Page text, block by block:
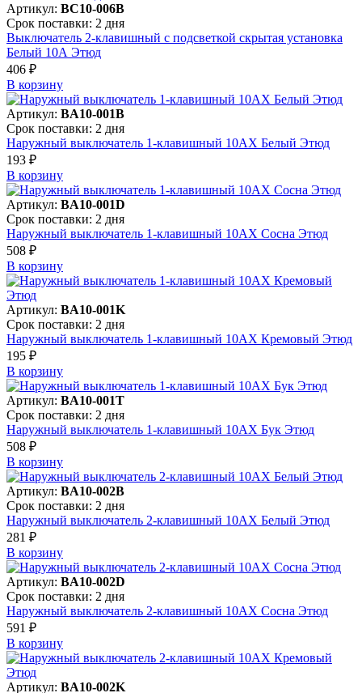
Артикул: BC10-006B
Срок поставки: 2 дня
Выключатель 2-клавишный с подсветкой скрытая установка
Белый 10А Этюд
406 ₽
В корзинy
Артикул: BA10-001B
Срок поставки: 2 дня
Наружный выключатель 1-клавишный 10АХ Белый Этюд
193 ₽
В корзинy
Артикул: BA10-001D
Срок поставки: 2 дня
Наружный выключатель 1-клавишный 10АХ Сосна Этюд
508 ₽
В корзинy
Артикул: BA10-001K
Срок поставки: 2 дня
Наружный выключатель 1-клавишный 10АХ Кремовый Этюд
195 ₽
В корзинy
Артикул: BA10-001T
Срок поставки: 2 дня
Наружный выключатель 1-клавишный 10АХ Бук Этюд
508 ₽
В корзинy
Артикул: BA10-002B
Срок поставки: 2 дня
Наружный выключатель 2-клавишный 10АХ Белый Этюд
281 ₽
В корзинy
Артикул: BA10-002D
Срок поставки: 2 дня
Наружный выключатель 2-клавишный 10АХ Сосна Этюд
591 ₽
В корзинy
Артикул: BA10-002K